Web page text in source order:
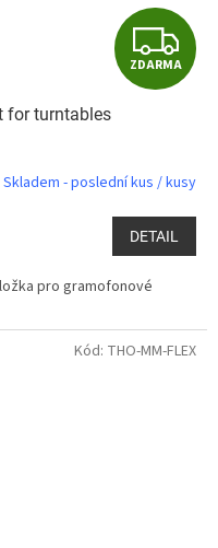
Z
D
R
M
A
ZDARMA
for turntables
Skladem - poslední kus / kusy
DETAIL
pro gramofonové
Kód: THO-MM-FLEX